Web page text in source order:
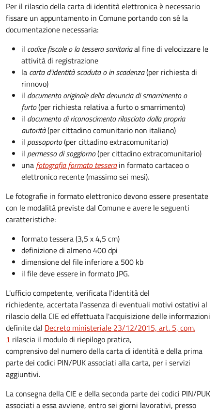
Per il rilascio della carta di identità elettronica è necessario
fissare un appuntamento in Comune portando con sé la
documentazione necessaria:
il codice fiscale o la tessera sanitariaal fine di velocizzare le
attività di registrazione
la carta d'identità scaduta o in scadenza(per richiesta di
rinnovo)
il documento originale della denuncia di smarrimento o
furto(per richiesta relativa a furto o smarrimento)
il documento di riconoscimento rilasciato dalla propria
autorità(per cittadino comunitario non italiano)
il passaporto(per cittadino extracomunitario)
il permesso di soggiorno(per cittadino extracomunitario)
una fotografia formato tessera in formato cartaceo o
elettronico recente (massimo sei mesi).
Le fotografie in formato elettronico devono essere presentate
con le modalità previste dal Comune e avere le seguenti
caratteristiche:
formato tessera (3,5 x 4,5 cm)
definizione di almeno 400 dpi
dimensione del file inferiore a 500 kb
il file deve essere in formato JPG.
L'ufficio competente, verificata l'identità del
richiedente, accertata l'assenza di eventuali motivi ostativi al
rilascio della CIE ed effettuata l'acquisizione delle informazioni
definite dal Decreto ministeriale 23/12/2015, art. 5, com.
1 rilascia il modulo di riepilogo pratica,
comprensivo del numero della carta di identità e della prima
parte dei codici PIN/PUK associati alla carta, per i servizi
aggiuntivi.
La consegna della CIE e della seconda parte dei codici PIN/PUK
associati a essa avviene, entro sei giorni lavorativi, presso